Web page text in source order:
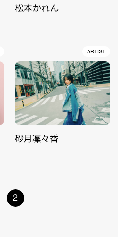
松本かれん
ARTIST
砂月凜々香
2